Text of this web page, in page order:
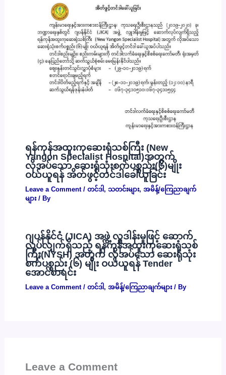
ရန်ကုန်အထူးကုဆေးရုံသစ်ကြီး (New
Yangon Specialist Hospital)အတွက်
လိုအပ်သော ဆေးရုံသုံးစက်ပစ္စည်း(၆)မျိုး
ဝယ်ယူရန် အိတ်ဖွင့်တင်ဒါခေါ်ယူခြင်း
Leave a Comment / တင်ဒါ , သတင်းများ, အမိန့်/ကြေညာချက်
များ/ By
ဂျပန်နိုင်ငံ (JICA) အဖွဲ့ လှူဒါန်းမှုဖြင့် ဆောက်
လုပ်လျှက်ရှိသည့် ရန်ကုန်အထူးကုဆေးရုံသစ်
ကြီး(NYSH) အတွက် လိုအပ်သော ဆေးရုံသုံး
စက်ပစ္စည်း (၆) မျိုး ဝယ်ယူရန် Tender
အောင်စာရင်း
Leave a Comment / တင်ဒါ , အမိန့်/ကြေညာချက်များ/ By
Leave a Comment